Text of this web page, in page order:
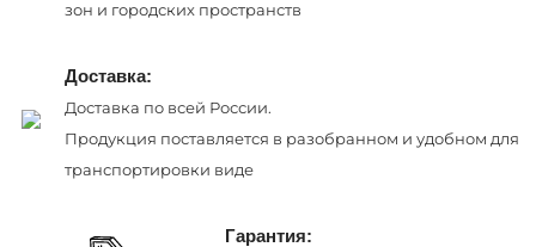
зон и городских пространств
Доставка:
Доставка по всей России.
Продукция поставляется в разобранном и удобном для
транспортировки виде
Гарантия: